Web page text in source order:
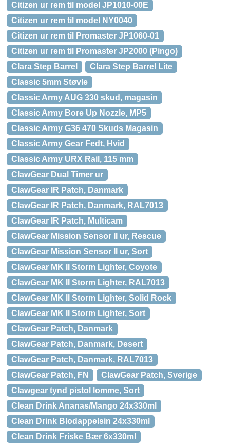
Citizen ur rem til model JP1010-00E
Citizen ur rem til model NY0040
Citizen ur rem til Promaster JP1060-01
Citizen ur rem til Promaster JP2000 (Pingo)
Clara Step Barrel
Clara Step Barrel Lite
Classic 5mm Støvle
Classic Army AUG 330 skud, magasin
Classic Army Bore Up Nozzle, MP5
Classic Army G36 470 Skuds Magasin
Classic Army Gear Fedt, Hvid
Classic Army URX Rail, 115 mm
ClawGear Dual Timer ur
ClawGear IR Patch, Danmark
ClawGear IR Patch, Danmark, RAL7013
ClawGear IR Patch, Multicam
ClawGear Mission Sensor II ur, Rescue
ClawGear Mission Sensor II ur, Sort
ClawGear MK II Storm Lighter, Coyote
ClawGear MK II Storm Lighter, RAL7013
ClawGear MK II Storm Lighter, Solid Rock
ClawGear MK II Storm Lighter, Sort
ClawGear Patch, Danmark
ClawGear Patch, Danmark, Desert
ClawGear Patch, Danmark, RAL7013
ClawGear Patch, FN
ClawGear Patch, Sverige
Clawgear tynd pistol lomme, Sort
Clean Drink Ananas/Mango 24x330ml
Clean Drink Blodappelsin 24x330ml
Clean Drink Friske Bær 6x330ml